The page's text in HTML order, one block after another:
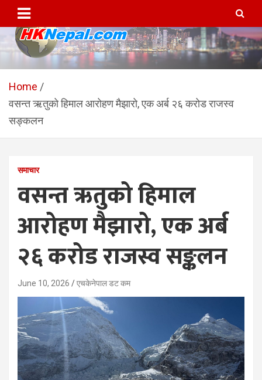
content
HKNepal.com – हङकङबाट
सञ्चालित पहिलो नेपाली अनलाईन
पत्रिका
hknepal, hknepal.com, hk nepal, hk nepal com
Home
वसन्त ऋतुको हिमाल आरोहण मैझारो, एक अर्ब २६ करोड राजस्व
सङ्कलन
समाचार
वसन्त ऋतुको हिमाल
आरोहण मैझारो, एक अर्ब
२६ करोड राजस्व सङ्कलन
June 10, 2026 एचकेनेपाल डट कम